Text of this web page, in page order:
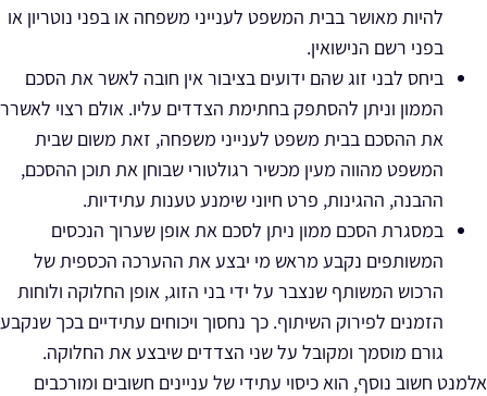
להיות מאושר בבית המשפט לענייני משפחה או בפני נוטריון או
בפני רשם הנישואין.
ביחס לבני זוג שהם ידועים בציבור אין חובה לאשר את הסכם
הממון וניתן להסתפק בחתימת הצדדים עליו. אולם רצוי לאשרר
את ההסכם בבית משפט לענייני משפחה, זאת משום שבית
המשפט מהווה מעין מכשיר רגולטורי שבוחן את תוכן ההסכם,
ההבנה, ההגינות, פרט חיוני שימנע טענות עתידיות.
במסגרת הסכם ממון ניתן לסכם את אופן שערוך הנכסים
המשותפים נקבע מראש מי יבצע את ההערכה הכספית של
הרכוש המשותף שנצבר על ידי בני הזוג, אופן החלוקה ולוחות
הזמנים לפירוק השיתוף. כך נחסוך ויכוחים עתידיים בכך שנקבע
גורם מוסמך ומקובל על שני הצדדים שיבצע את החלוקה.
אלמנט חשוב נוסף, הוא כיסוי עתידי של עניינים חשובים ומורכבים